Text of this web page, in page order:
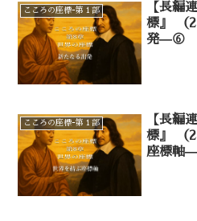
こころの座標ｰ第１部
【長編
標』 （
発—⑥
こころの座標ｰ第１部
【長編
標』 （
座標軸